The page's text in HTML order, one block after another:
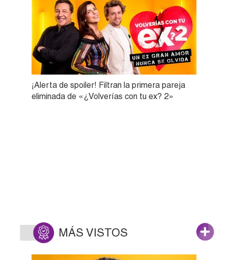
¡Alerta de spoiler! Filtran la primera pareja
eliminada de «¿Volverías con tu ex? 2»
MÁS VISTOS